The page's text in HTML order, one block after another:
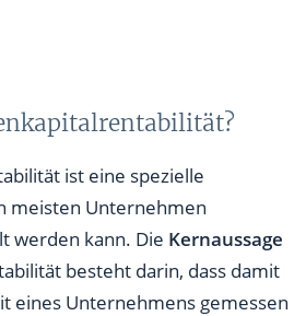
ist eine spezielle
meisten Unternehmen
werden kann. Die Kernaussage
besteht darin, dass damit
eines Unternehmens gemessen